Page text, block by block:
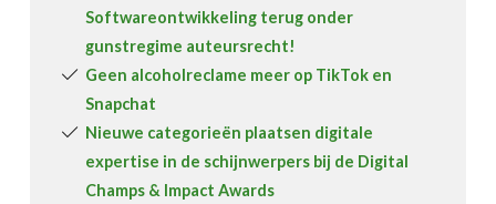
Softwareontwikkeling terug onder
gunstregime auteursrecht!
Geen alcoholreclame meer op TikTok en
Snapchat
Nieuwe categorieën plaatsen digitale
expertise in de schijnwerpers bij de Digital
Champs & Impact Awards